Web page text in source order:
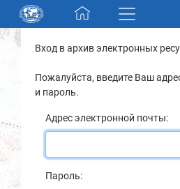
Skip navigation
Разделы и коллекции
Электронный каталог
Новости
О нас
Вход в архив электронных
Пожалуйста, введите Ваш
и пароль.
Адрес электронной почты:
Пароль: